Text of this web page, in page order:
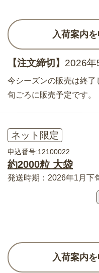
入荷案内
【注文締切】 2026年
今シーズンの販売は終
旬ごろに販売予定です。
ネット限定
申込番号:12100022
約2000粒 大袋
発送時期：2026年1月下
入荷案内